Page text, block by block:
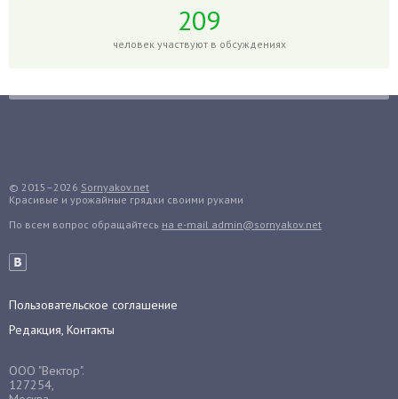
Грядки
Дельфиниум
Дендробиум
Денежное дерево
Диффенбахия
209
человек участвуют в обсуждениях
© 2015–2026 Sornyakov.net
Красивые и урожайные грядки своими руками
По всем вопрос обращайтесь на e-mail admin@sornyakov.net
Пользовательское соглашение
Редакция, Контакты
ООО "Вектор".
127254,